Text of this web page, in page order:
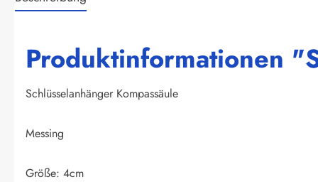
Produktinformationen
Schlüsselanhänger Kompassäule
Messing
Größe: 4cm